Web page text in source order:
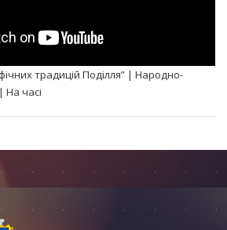
традицій Поділля” | Народно-
На часі